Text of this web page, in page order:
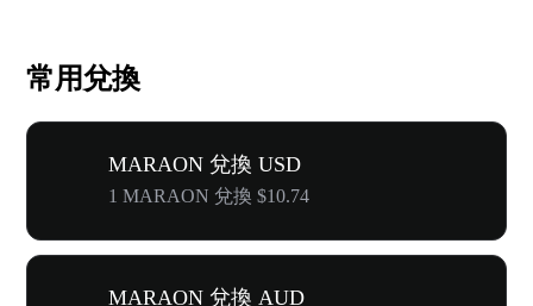
常用兌換
MARAON 兌換 USD
1 MARAON 兌換 $10.74
MARAON 兌換 AUD